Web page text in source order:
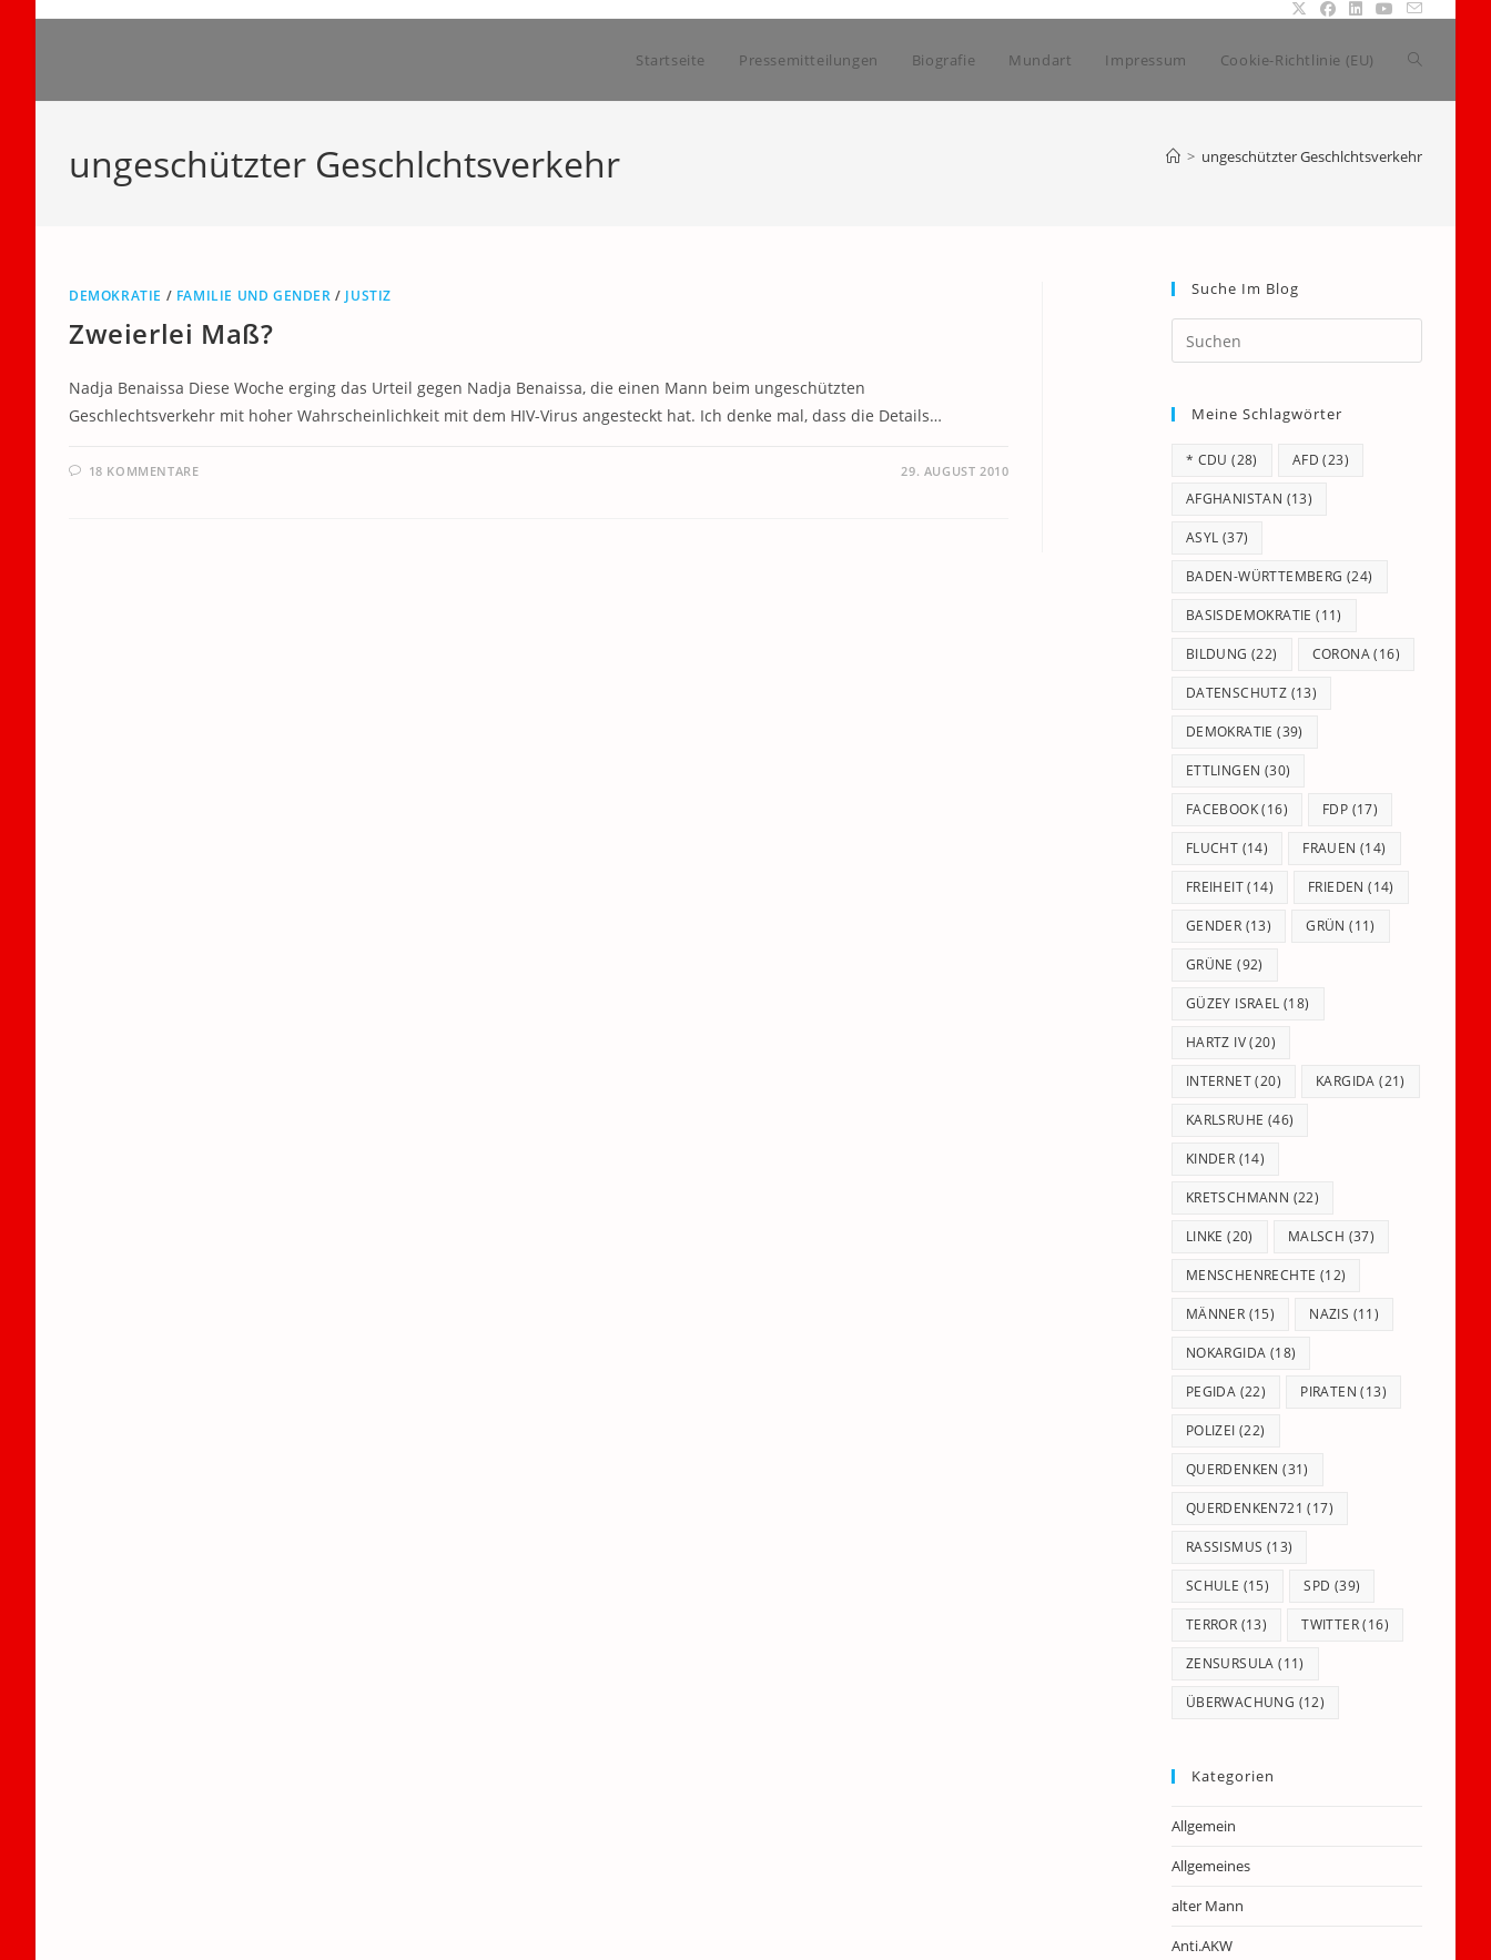
Startseite Pressemitteilungen Biografie Mundart Impressum Cookie-Richtlinie (EU) Website-
ungeschützter Geschlchtsverkehr > ungeschützter Geschlchtsverkehr
DEMOKRATIE / FAMILIE UND GENDER / JUSTIZ
Zweierlei Maß?
Nadja Benaissa Diese Woche erging das Urteil gegen Nadja Benaissa, die einen Mann beim ungeschützten
Geschlechtsverkehr mit hoher Wahrscheinlichkeit mit dem HIV-Virus angesteckt hat. Ich denke mal, dass die Details…
18 KOMMENTARE 29. AUGUST 2010
Suche Im Blog
Escape
Meine Schlagwörter
* CDU (28) AFD (23)
AFGHANISTAN (13)
ASYL (37)
BADEN-WÜRTTEMBERG (24)
BASISDEMOKRATIE (11)
BILDUNG (22) CORONA(16)
DATENSCHUTZ (13)
DEMOKRATIE (39)
ETTLINGEN (30)
FACEBOOK(16) FDP (17)
FLUCHT (14) FRAUEN (14)
FREIHEIT(14) FRIEDEN (14)
GENDER (13) GRÜN (11)
GRÜNE (92)
GÜZEY ISRAEL (18)
HARTZ IV(20)
INTERNET(20) KARGIDA (21)
KARLSRUHE (46)
KINDER (14)
KRETSCHMANN (22)
LINKE (20) MALSCH (37)
MENSCHENRECHTE (12)
MÄNNER (15) NAZIS (11)
NOKARGIDA (18)
PEGIDA (22) PIRATEN (13)
POLIZEI (22)
QUERDENKEN (31)
QUERDENKEN721 (17)
RASSISMUS (13)
SCHULE (15) SPD (39)
TERROR (13) TWITTER(16)
ZENSURSULA (11)
ÜBERWACHUNG (12)
Kategorien
Allgemein
Allgemeines
alter Mann
Anti.AKW